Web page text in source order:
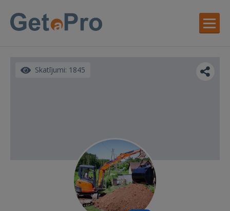
Skatījumi: 1845